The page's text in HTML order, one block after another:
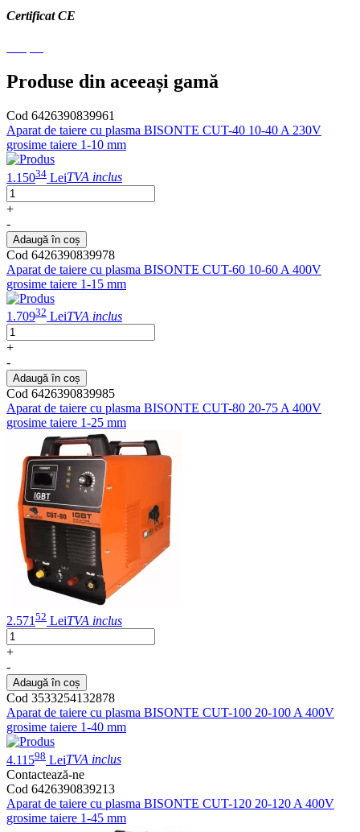
Certificat CE
Produse din aceeași gamă
Cod 6426390839961
Aparat de taiere cu plasma BISONTE CUT-40 10-40 A 230V
grosime taiere 1-10 mm
1.15034 LeiTVA inclus
+
-
Adaugă în coș
Cod 6426390839978
Aparat de taiere cu plasma BISONTE CUT-60 10-60 A 400V
grosime taiere 1-15 mm
1.70932 LeiTVA inclus
+
-
Adaugă în coș
Cod 6426390839985
Aparat de taiere cu plasma BISONTE CUT-80 20-75 A 400V
grosime taiere 1-25 mm
2.571 52 LeiTVA inclus
+
-
Adaugă în coș
Cod 3533254132878
Aparat de taiere cu plasma BISONTE CUT-100 20-100 A 400V
grosime taiere 1-40 mm
4.11598 LeiTVA inclus
Contactează-ne
Cod 6426390839213
Aparat de taiere cu plasma BISONTE CUT-120 20-120 A 400V
grosime taiere 1-45 mm